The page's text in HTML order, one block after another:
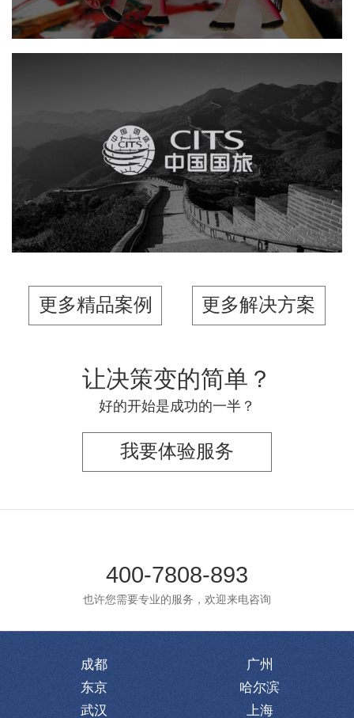
中国国旅
网站建设 电商网站 旅游休闲
更多精品案例 更多解决方案
让决策变的简单？
好的开始是成功的一半？
我要体验服务
400-7808-893
也许您需要专业的服务，欢迎来电咨询
成都
广州
东京
哈尔滨
武汉
上海